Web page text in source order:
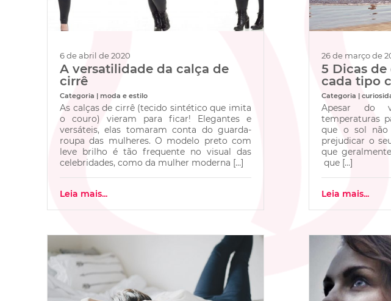
6 de abril de 2020
A versatilidade da calça de
cirrê
Categoria | moda e estilo
As calças de cirrê (tecido sintético que imita
o couro) vieram para ficar! Elegantes e
versáteis, elas tomaram conta do guarda-
roupa das mulheres. O modelo preto com
leve brilho é tão frequente no visual das
celebridades, como da mulher moderna […]
Leia mais...
26 de março de
5 Dicas
cada tipo
Categoria |
Apesar do
temperaturas
que o sol
prejudicar o
que
que […]
Leia mais...